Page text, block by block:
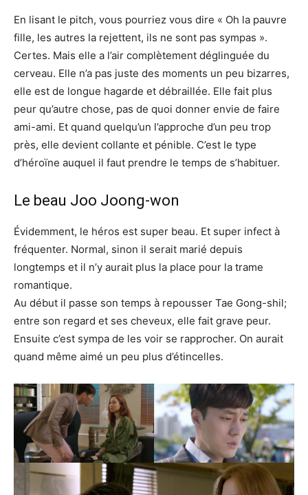
En lisant le pitch, vous pourriez vous dire « Oh la pauvre
fille, les autres la rejettent, ils ne sont pas sympas ».
Certes. Mais elle a l’air complètement déglinguée du
cerveau. Elle n’a pas juste des moments un peu bizarres,
elle est de longue hagarde et débraillée. Elle fait plus
peur qu’autre chose, pas de quoi donner envie de faire
ami-ami. Et quand quelqu’un l’approche d’un peu trop
près, elle devient collante et pénible. C’est le type
d’héroïne auquel il faut prendre le temps de s’habituer.
Le beau Joo Joong-won
Évidemment, le héros est super beau. Et super infect à
fréquenter. Normal, sinon il serait marié depuis
longtemps et il n’y aurait plus la place pour la trame
romantique.
Au début il passe son temps à repousser Tae Gong-shil;
entre son regard et ses cheveux, elle fait grave peur.
Ensuite c’est sympa de les voir se rapprocher. On aurait
quand même aimé un peu plus d’étincelles.